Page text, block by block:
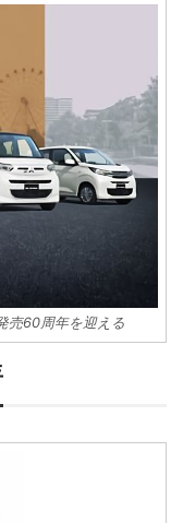
売60周年を迎える